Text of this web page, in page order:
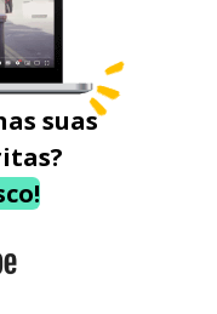
suas